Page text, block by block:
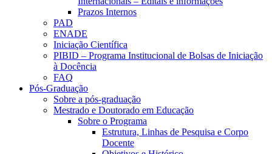
Prazos Internos
PAD
ENADE
Iniciação Científica
PIBID – Programa Institucional de Bolsas de Iniciação
à Docência
FAQ
Pós-Graduação
Sobre a pós-graduação
Mestrado e Doutorado em Educação
Sobre o Programa
Estrutura, Linhas de Pesquisa e Corpo
Docente